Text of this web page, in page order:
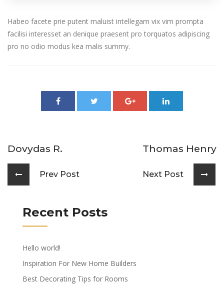
Habeo facete prie putent maluist intellegam vix vim prompta
facilisi interesset an denique praesent pro torquatos adipiscing
pro no odio modus kea malis summy.
Dovydas R.
Prev Post
Thomas Henry
Next Post
Recent Posts
Hello world!
Inspiration For New Home Builders
Best Decorating Tips for Rooms